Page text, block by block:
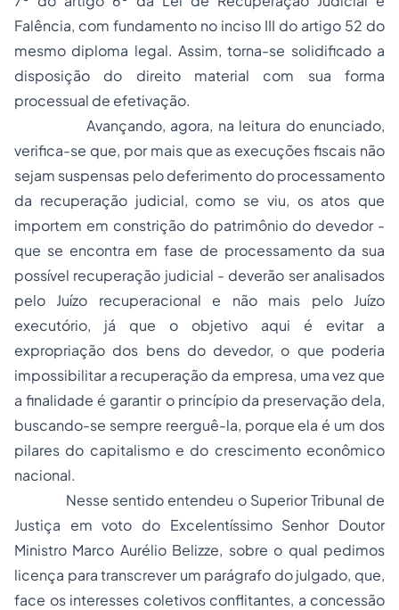
Falência, com fundamento no inciso III do artigo 52 do
mesmo diploma legal. Assim, torna-se solidificado a
disposição do direito material com sua forma
processual de efetivação.
Avançando, agora, na leitura do enunciado,
verifica-se que, por mais que as execuções fiscais não
sejam suspensas pelo deferimento do processamento
da recuperação judicial, como se viu, os atos que
importem em constrição do patrimônio do devedor -
que se encontra em fase de processamento da sua
possível recuperação judicial - deverão ser analisados
pelo Juízo recuperacional e não mais pelo Juízo
executório, já que o objetivo aqui é evitar a
expropriação dos bens do devedor, o que poderia
impossibilitar a recuperação da empresa, uma vez que
a finalidade é garantir o princípio da preservação dela,
buscando-se sempre reerguê-la, porque ela é um dos
pilares do capitalismo e do crescimento econômico
nacional.
Nesse sentido entendeu o Superior Tribunal de
Justiça em voto do Excelentíssimo Senhor Doutor
Ministro Marco Aurélio Belizze, sobre o qual pedimos
licença para transcrever um parágrafo do julgado, que,
face os interesses coletivos conflitantes, a concessão